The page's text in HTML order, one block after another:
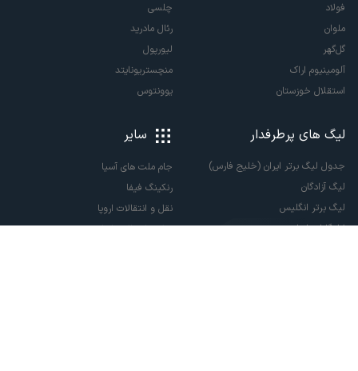
فولاد
ملوان
گل‌گهر
آلومینیوم اراک
استقلال خوزستان
چلسی
رئال مادرید
لیورپول
منچستریونایتد
یوونتوس
لیگ های پرطرفدار
جدول لیگ برتر ایران (خلیج فارس)
لیگ آزادگان
لیگ برتر انگلیس
لالیگا اسپانیا
سایر
جام ملت های آسیا
رنکینگ فیفا
نقل و انتقالات اروپا
نقل و انتقالات ایران